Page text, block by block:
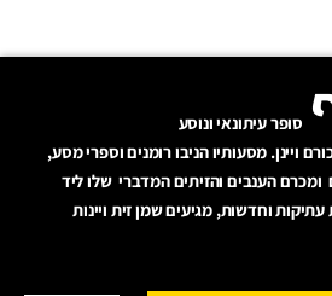
סופר עיתונאי ונוסע
ויינן. מסעותיו הניבו רומנים וספרי מסע,
ומכרם הענבים והזיתים המדברי שלו ליד
וחדשות, מגיעים שמן זית ויינות